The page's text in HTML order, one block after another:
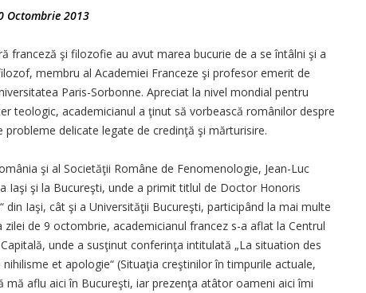
Octombrie 2013
franceză şi filozofie au avut marea bucurie de a se întâlni şi a
membru al Academiei Franceze şi profesor emerit de
Paris-Sorbonne. Apreciat la nivel mondial pentru
teologic, academicianul a ţinut să vorbească românilor despre
delicate legate de credinţă şi mărturisire.
şi al Societăţii Române de Fenomenologie, Jean-Luc
Iaşi şi la Bucureşti, unde a primit titlul de Doctor Honoris
din Iaşi, cât şi a Universităţii Bucureşti, participând la mai multe
de 9 octombrie, academicianul francez s-a aflat la Centrul
unde a susţinut conferinţa intitulată „La situation des
et apologie“ (Situaţia creştinilor în timpurile actuale,
mă aflu aici în Bucureşti, iar prezenţa atâtor oameni aici îmi